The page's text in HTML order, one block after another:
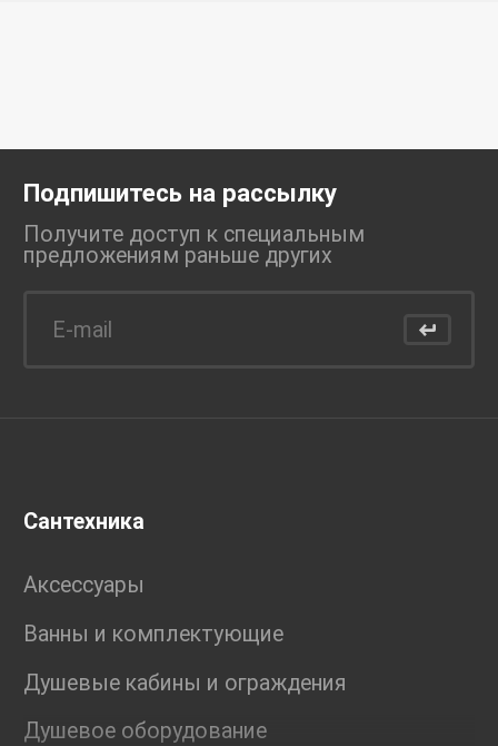
Подпишитесь на рассылку
Получите доступ к специальным
предложениям раньше других
Сантехника
Аксессуары
Ванны и комплектующие
Душевые кабины и ограждения
Душевое оборудование